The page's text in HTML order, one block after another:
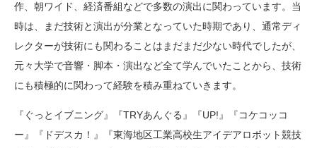
作、朝ワイド、経済番組などで多数の演出に関わっています。当
時は、まだ技術と演出が分業となっていた時期であり、通常ディ
レクターが技術にも関わることはまだまだ少ない時代でしたが、
元々大学で音響・脚本・演出など全て学んでいたことから、技術
にも積極的に関わって経験を積み重ねていきます。
『ぐっとイブニング』『TRYあんぐる』『UP!』『コケコッコ
ー』『ドデスカ！』『東海地区工業高校生アイデアロボット競技